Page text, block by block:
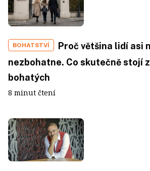
BOHATSTVÍ
Proč většina lidí asi
nezbohatne. Co skutečně stojí
bohatých
8 minut čtení